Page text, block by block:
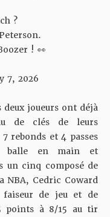
?
! 👀
7, 2026
joueurs ont déjà
de clés de leurs
rebonds et 4 passes
balle en main et
un cinq composé de
NBA, Cedric Coward
de jeu et de
points à 8/15 au tir